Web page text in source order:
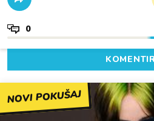
0
NOVI POKUŠAJ